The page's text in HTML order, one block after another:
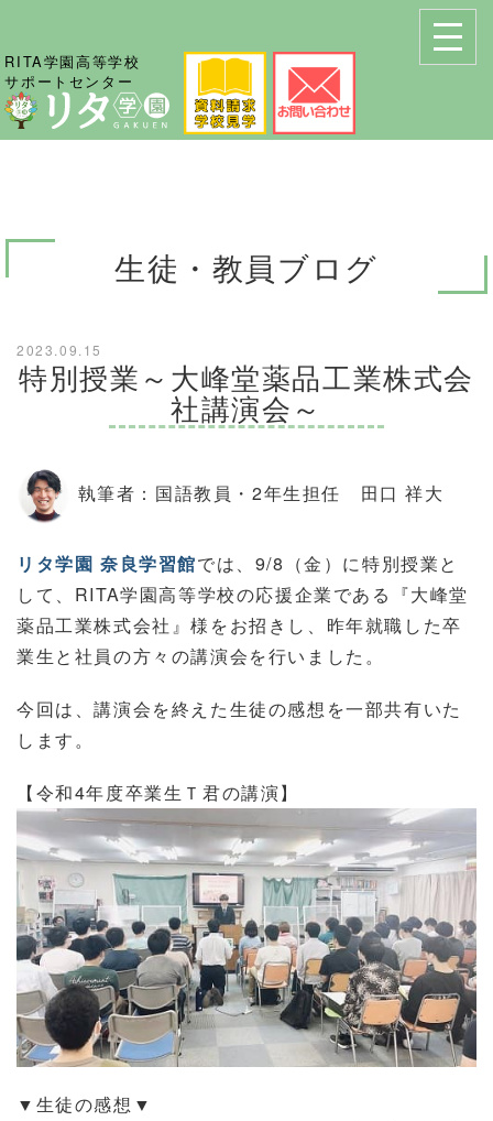
RITA学園高等学校
サポートセンター
生徒・教員ブログ
2023.09.15
特別授業～大峰堂薬品工業株式会
社講演会～
執筆者：国語教員・2年生担任 田口 祥大
リタ学園 奈良学習館では、9/8（金）に特別授業と
して、RITA学園高等学校の応援企業である『大峰堂
薬品工業株式会社』様をお招きし、昨年就職した卒
業生と社員の方々の講演会を行いました。
今回は、講演会を終えた生徒の感想を一部共有いた
します。
【令和4年度卒業生Ｔ君の講演】
▼生徒の感想▼